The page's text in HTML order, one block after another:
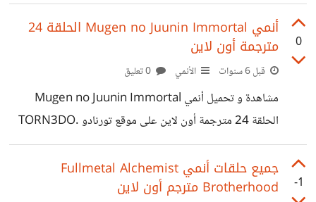
TORN3DO. رابط الحلقة
https://www.torn3do.com/2020/03/haikyuu-to-
top-12.html
0
أنمي Mugen no Juunin Immortal الحلقة 24
مترجمة أون لاين
قبل 6 سنوات الأنمي
مشاهدة و تحميل أنمي Mugen no Juunin Immortal
الحلقة 24 مترجمة أون لاين على موقع تورنادو TORN3DO.
https://www.torn3do.com/2020/03/mugen-no-
juunin-immortal-24.html
-1
جميع حلقات أنمي Fullmetal Alchemist
Brotherhood مترجم أون لاين